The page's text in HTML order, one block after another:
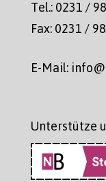
Tel.: 0231 /
Fax: 0231 /
E-Mail:
Unterstütze